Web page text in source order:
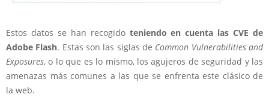
Estos datos se han recogido teniendo en cuenta las CVE de
Adobe Flash. Estas son las siglas de Common Vulnerabilities and
Exposures, o lo que es lo mismo, los agujeros de seguridad y las
amenazas más comunes a las que se enfrenta este clásico de
la web.